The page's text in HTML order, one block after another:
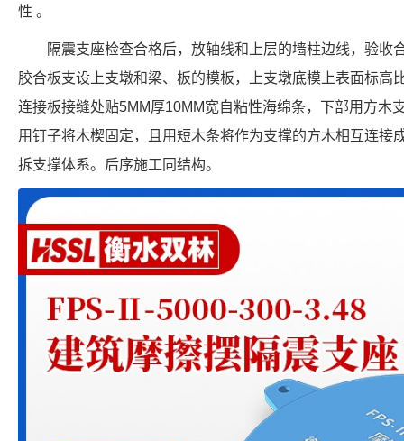
性 。
隔震支座检查合格后，放轴线和上层的墙柱边线，验收
胶合板支设上支墩和梁、板的模板，上支墩底模上表面标高
连接板接缝处贴5MM厚10MM宽自粘性海绵条，下部用方木
用钉子将木楔固定，且用短木条将作为支撑的方木相互连接
拆支撑体系。后序施工同结构。